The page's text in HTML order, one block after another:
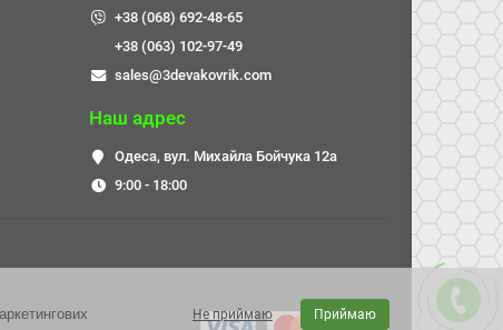
Не приймаю Приймаю
+38 (068) 692-48-65
+38 (063) 102-97-49
sales@3devakovrik.com
Наш адрес
Одеса, вул. Михайла Бойчука 12а
9:00 - 18:00